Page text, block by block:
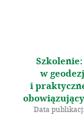
w
i
Data